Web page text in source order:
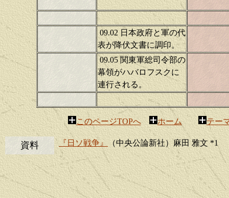
09.02 日本政府と軍の代
表が降伏文書に調印。
09.05 関東軍総司令部の
幕領がハバロフスクに
連行される。
このページTOPへ ホーム テー
資料 『日ソ戦争』 （中央公論新社）麻田 雅文 *1